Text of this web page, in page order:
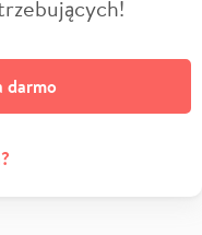
darmo